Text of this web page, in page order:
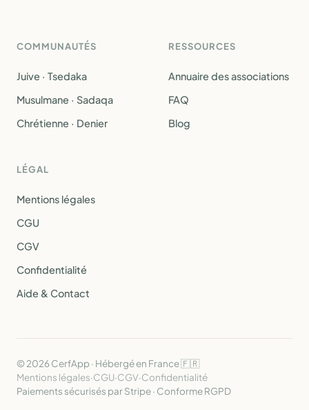
COMMUNAUTÉS
Juive · Tsedaka
Musulmane · Sadaqa
Chrétienne · Denier
RESSOURCES
Annuaire des associations
FAQ
Blog
LÉGAL
Mentions légales
CGU
CGV
Confidentialité
Aide & Contact
© 2026 CerfApp · Hébergé en France 🇫🇷
Mentions légales·CGU·CGV·Confidentialité
Paiements sécurisés par Stripe · Conforme RGPD